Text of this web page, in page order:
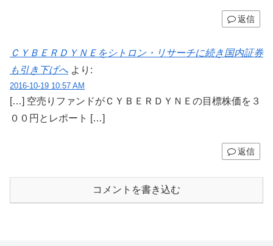
返信
ＣＹＢＥＲＤＹＮＥをシトロン・リサーチに続き国内証券
も引き下げへ より:
2016-10-19 10:57 AM
[…] 空売りファンドがＣＹＢＥＲＤＹＮＥの目標株価を３
００円とレポート […]
返信
コメントを書き込む